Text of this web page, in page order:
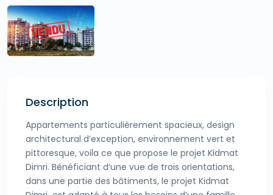
Description
Appartements particulièrement spacieux, design
architectural d’exception, environnement vert et
pittoresque, voila ce que propose le projet Kidmat
Dimri. Bénéficiant d’une vue de trois orientations,
dans une partie des bâtiments, le projet Kidmat